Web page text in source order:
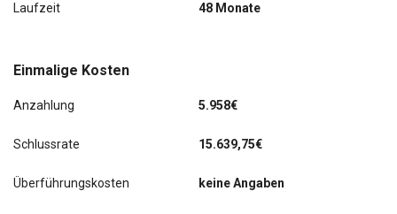
Wireless SmartLink
letzter Service im April 2026 bei KM 92245
Anhängerkupplung
Business-Paket Columbus
Laufzeit 48 Monate
Einmalige Kosten
Anzahlung 5.958€
Schlussrate 15.639,75€
Überführungskosten keine Angaben